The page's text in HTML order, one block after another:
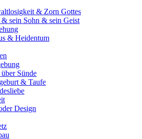
& Zorn Gottes
sein Sohn & sein Geist
& Heidentum
über Sünde
& Taufe
Design